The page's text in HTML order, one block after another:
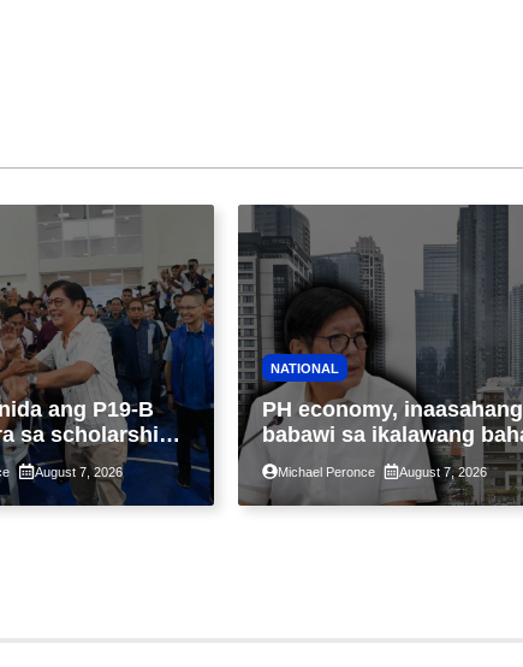
ang P19-B
sa scholarship
pinakamalaki
ng TESDA
August 7, 2026
NATIONAL
PH economy, inaasahang
babawi sa ikalawang
ng taon kasunod ng 2.3%
GDP dulot ng Middle
war, pagkaantala ng
Michael Peronce August 7, 2026